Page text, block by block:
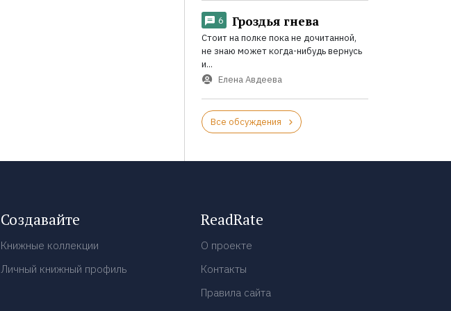
6 Гроздья гнева
Стоит на полке пока не дочитанной,
не знаю может когда-нибудь вернусь
и...
Елена Авдеева
Все обсуждения
Создавайте
Книжные коллекции
Личный книжный профиль
ReadRate
О проекте
Контакты
Правила сайта